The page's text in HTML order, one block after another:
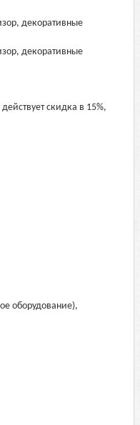
декоративные
декоративные
скидка в 15%,
оборудование),